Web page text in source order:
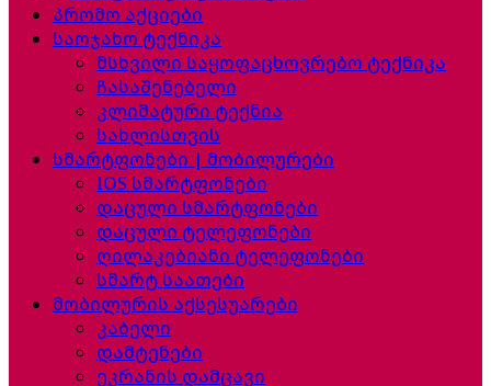
პრომო აქციები
საოჯახო ტექნიკა
მსხვილი საყოფაცხოვრებო ტექნიკა
ჩასაშენებელი
კლიმატური ტექნია
სახლისთვის
სმარტფონები | მობილურები
IOS სმარტფონები
დაცული სმარტფონები
დაცული ტელეფონები
ღილაკებიანი ტელეფონები
სმარტ საათები
მობილურის აქსესუარები
კაბელი
დამტენები
ეკრანის დამცავი